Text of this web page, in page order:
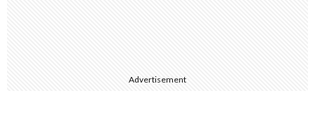
Advertisement